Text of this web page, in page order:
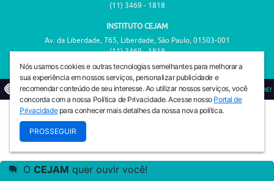
(11) 3469 - 1818
INSTITUTO CEJAM
Av. da Liberdade, 765, Liberdade, São Paulo, 01503-001
(11) 3469 - 1818
© 2026 PREVENIR É VIVER COM QUALIDADE!
Nós usamos cookies e outras tecnologias semelhantes para melhorar a
sua experiência em nossos serviços, personalizar publicidade e
recomendar conteúdo de seu interesse. Ao utilizar nossos serviços, você
concorda com a nossa Política de Privacidade. Acesse nosso Portal de
Privacidadepara conhecer mais detalhes da nossa nova política.
PROSSEGUIR
O CEJAM quer ouvir você!